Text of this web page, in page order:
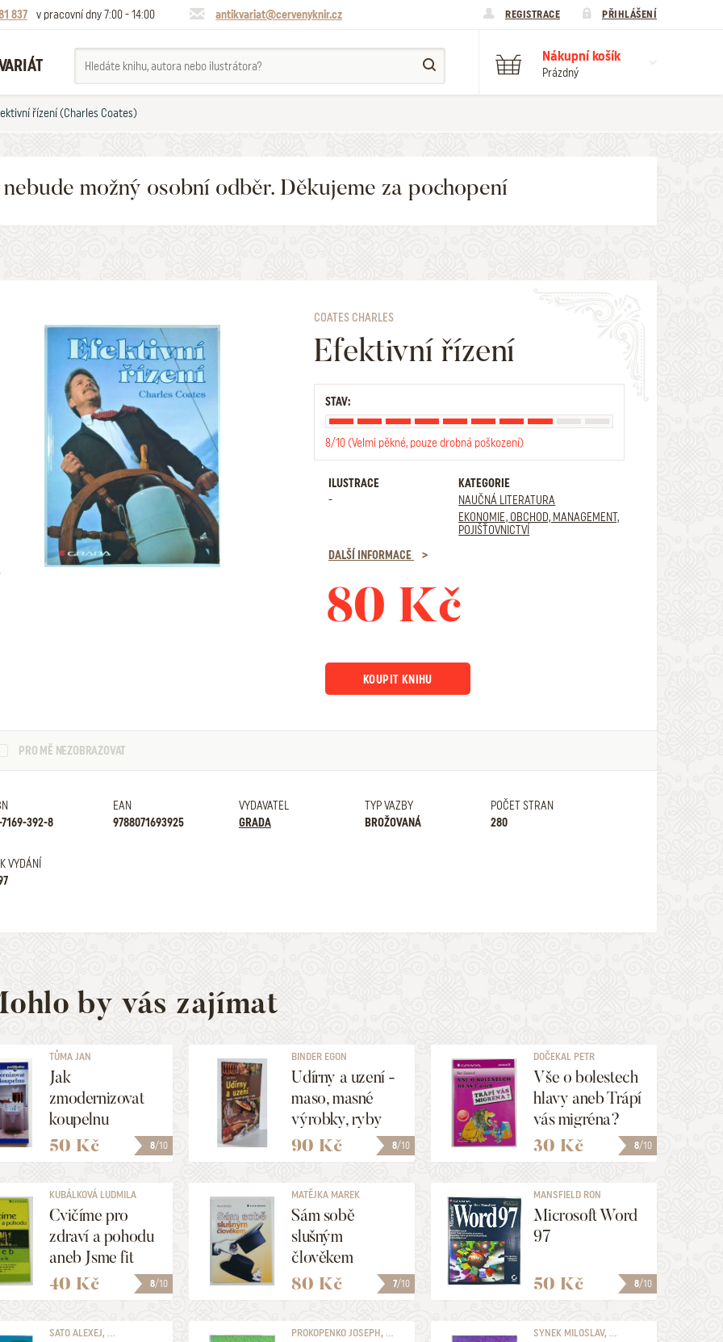
837 v pracovní dny 7:00 - 14:00 antikvariat@cervenyknir.cz REGISTRACE PŘIHLÁŠENÍ
Nákupní košík
Prázdný
řízení (Charles Coates)
možný osobní odběr. Děkujeme za pochopení
COATES CHARLES
Efektivní řízení
STAV:
8/10 (Velmi pěkné, pouze drobná poškození)
ILUSTRACE
-
KATEGORIE
NAUČNÁ LITERATURA
EKONOMIE, OBCHOD, MANAGEMENT,
POJIŠŤOVNICTVÍ
DALŠÍ INFORMACE
80 Kč
KOUPIT KNIHU
PRO MĚ NEZOBRAZOVAT
392-8
EAN
9788071693925
VYDAVATEL
GRADA
TYP VAZBY
BROŽOVANÁ
POČET STRAN
280
VYDÁNÍ
by vás zajímat
8/10
TŮMA JAN
Jak
zmodernizovat
koupelnu
50 Kč 8/10
BINDER EGON
Udírny a uzení -
maso, masné
výrobky, ryby
90 Kč 8/10
DOČEKAL PETR
Vše o bolestech
hlavy aneb Trápí
vás migréna?
30 Kč
8/10
KUBÁLKOVÁ LUDMILA
Cvičíme pro
zdraví a pohodu
aneb Jsme fit
40 Kč 7/10
MATĚJKA MAREK
Sám sobě
slušným
člověkem
80 Kč 8/10
MANSFIELD RON
Microsoft Word
97
50 Kč
SATO ALEXEJ, ... PROKOPENKO JOSEPH, ... SYNEK MILOSLAV, ...